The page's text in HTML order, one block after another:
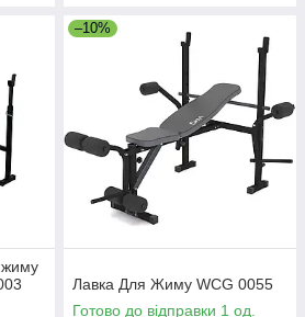
жиму
–10%
Лавка Для Жиму WCG 0055
Готово до відправки 1 од.